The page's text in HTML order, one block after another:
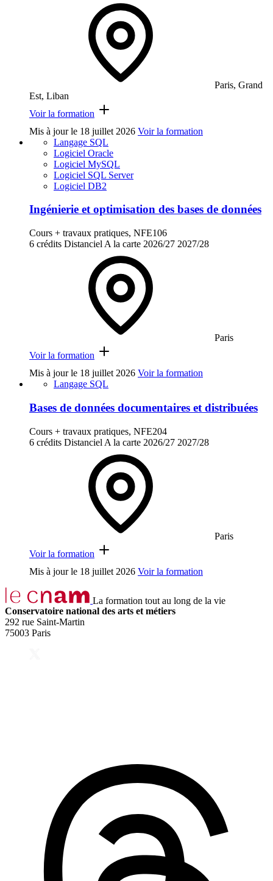
Paris, Grand
Est, Liban
Voir la formation
Mis à jour le 18 juillet 2026 Voir la formation
Langage SQL
Logiciel Oracle
Logiciel MySQL
Logiciel SQL Server
Logiciel DB2
Ingénierie et optimisation des bases de données
Cours + travaux pratiques, NFE106
6 crédits Distanciel A la carte 2026/27 2027/28
Paris
Voir la formation
Mis à jour le 18 juillet 2026 Voir la formation
Langage SQL
Bases de données documentaires et distribuées
Cours + travaux pratiques, NFE204
6 crédits Distanciel A la carte 2026/27 2027/28
Paris
Voir la formation
Mis à jour le 18 juillet 2026 Voir la formation
La formation tout au long de la vie
Conservatoire national des arts et métiers
292 rue Saint-Martin
75003 Paris